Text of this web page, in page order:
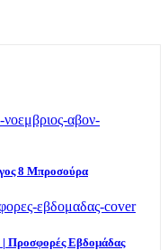
8 Μπροσούρα
Προσφορές Εβδομάδας